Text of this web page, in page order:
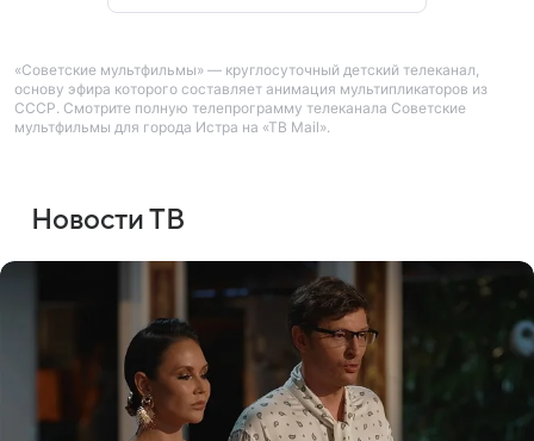
«Советские мультфильмы» — круглосуточный детский телеканал,
основу эфира которого составляет анимация мультипликаторов из
СССР. Смотрите полную телепрограмму телеканала Советские
мультфильмы для города Истра на «ТВ Mail».
Новости ТВ